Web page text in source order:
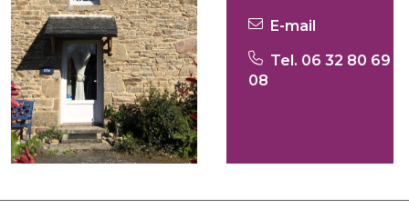
E-mail
Tel. 06 32 80 69
08